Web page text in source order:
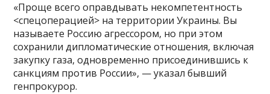
«Проще всего оправдывать некомпетентность
<спецоперацией> на территории Украины. Вы
называете Россию агрессором, но при этом
сохранили дипломатические отношения, включая
закупку газа, одновременно присоединившись к
санкциям против России», — указал бывший
генпрокурор.